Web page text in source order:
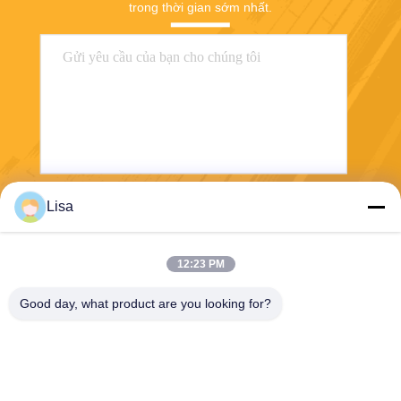
trong thời gian sớm nhất.
Lisa
12:23 PM
Good day, what product are you looking for?